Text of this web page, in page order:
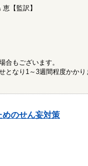
【監訳】
合もございます。
となり1～3週間程度かかり
のせん妄対策